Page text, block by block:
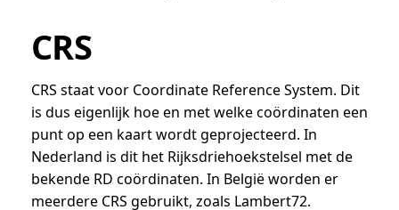
CRS
CRS staat voor Coordinate Reference System. Dit
is dus eigenlijk hoe en met welke coördinaten een
punt op een kaart wordt geprojecteerd. In
Nederland is dit het Rijksdriehoekstelsel met de
bekende RD coördinaten. In België worden er
meerdere CRS gebruikt, zoals Lambert72.